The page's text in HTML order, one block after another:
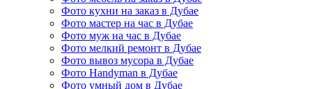
Фото кухни на заказ в Дубае
Фото мастер на час в Дубае
Фото муж на час в Дубае
Фото мелкий ремонт в Дубае
Фото вывоз мусора в Дубае
Фото Handyman в Дубае
Фото умный дом в Дубае